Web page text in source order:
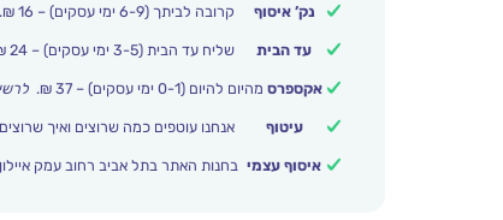
נק’ איסוף קרובה לביתך (6-9 ימי עסקים) – 16 ₪. הזמנות מעל 250 ₪ משלוח חינם.
עד הבית שליח עד הבית (3-5 ימי עסקים) – 24 ₪. הזמנות מעל 399 ₪ משלוח חינם.
אקספרס מהיום להיום (0-1 ימי עסקים) – 37 ₪.
עיטוף אנחנו עוטפים כמה שרוצים ואיך
איסוף עצמי בחנות האתר בתל אביב רחוב עמק איילון